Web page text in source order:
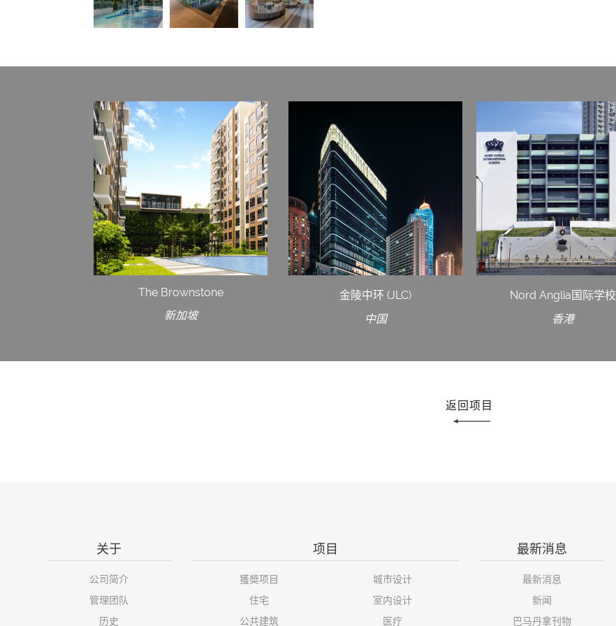
The Brownstone
新加坡
金陵中环 (JLC)
中国
Nord Anglia国际学校
香港
返回项目
关于
公司简介
管理团队
历史
项目
獲奬项目
住宅
公共建筑
城市设计
室内设计
医疗
最新消息
最新消息
新闻
巴马丹拿刊物